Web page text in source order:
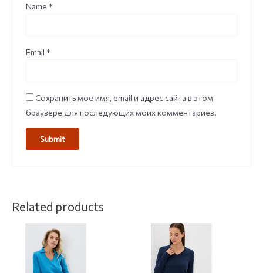
Name *
Email *
Сохранить моё имя, email и адрес сайта в этом
браузере для последующих моих комментариев.
Related products